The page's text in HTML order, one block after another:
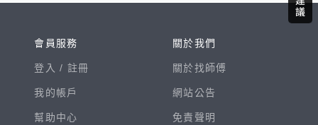
會員服務
登入 / 註冊
我的帳戶
幫助中心
關於我們
關於找師傅
網站公告
免責聲明